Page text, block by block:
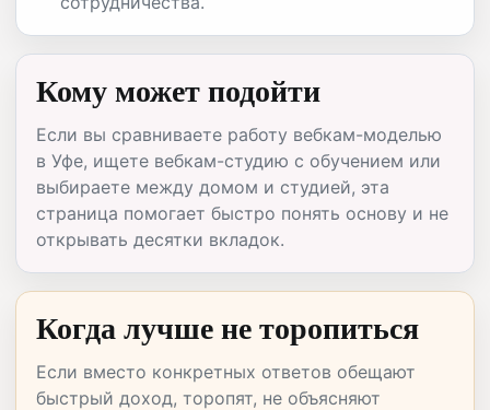
Кому может подойти
Если вы сравниваете работу вебкам-моделью
в Уфе, ищете вебкам-студию с обучением или
выбираете между домом и студией, эта
страница помогает быстро понять основу и не
открывать десятки вкладок.
Когда лучше не торопиться
Если вместо конкретных ответов обещают
быстрый доход, торопят, не объясняют